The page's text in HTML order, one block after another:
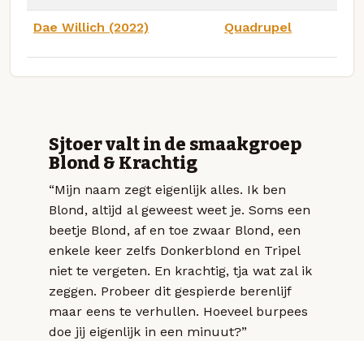
Dae Willich (2022) Quadrupel
Sjtoer valt in de smaakgroep
Blond & Krachtig
“Mijn naam zegt eigenlijk alles. Ik ben
Blond, altijd al geweest weet je. Soms een
beetje Blond, af en toe zwaar Blond, een
enkele keer zelfs Donkerblond en Tripel
niet te vergeten. En krachtig, tja wat zal ik
zeggen. Probeer dit gespierde berenlijf
maar eens te verhullen. Hoeveel burpees
doe jij eigenlijk in een minuut?”